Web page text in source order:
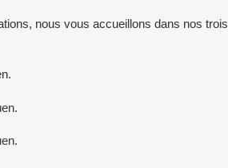
nous vous accueillons dans nos trois